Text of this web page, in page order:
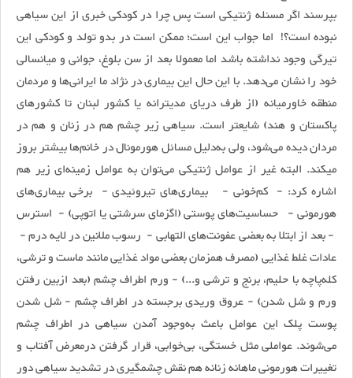
بپرسند اگر مسئله ژنتیکی است پس چرا در کودکی خبری از این سیاهی
نبوده است؟! اما جواب این است؛ ممکن است در بدو تولد و کودکی این
تیرگی وجود نداشته باشد اما معمولا بعد از سن بلوغ، جوانی و میانسالی
خود را نشان می‌دهد. ‌با این حال این بیماری در نژاد ما ایرانی‌ها و مردمان
منطقه خاورمیانه (از طرف دریای مدیترانه یا کشور لبنان تا کشورهای
پاکستان و هند) شایع‏تر است. سیاهی زیر چشم هم در زنان و هم در
مردان دیده می‌شود، ولی به‌دلیل مسائل هورمونال در خانم‌ها بیشتر بروز
می‏کند. البته غیر از عوامل ژنتیکی می‌توان به ‌عوامل زمینه‌ای زیر هم
اشاره کرد: - كم‌خونی - بیماری‌های تیروئیدی - برخی بیماری‌های
هورمونی - حساسیت‌های پوستی (اگزمای سرشتی یا اتوپی) - استرس
- بعد از ابتلا به بعضی عفونت‌های التهابی - رسوب ملانین در لایه درم -
عادات غلط غذایی (مصرف همزمان بعضی مواد غذایی مانند ماست و ترشی،
کله‌پاچه با حلیم، برنج و ترشی و...) - ورم اطراف چشم (بعد ازبین رفتن
ورم و شل شدن) - عروق وریدی برجسته در اطراف چشم - شل شدن
پوست پلک این عوامل باعث به‌وجود آمدن سیاهی در اطراف چشم
می‌شوند. عواملی مثل خستگی، بی‌خوابی، قرار گرفتن در‌معرض آفتاب و
تغییرات هورمونی ماهانه زنانه هم نقش چشمگیری در تشدید سیاهی دور